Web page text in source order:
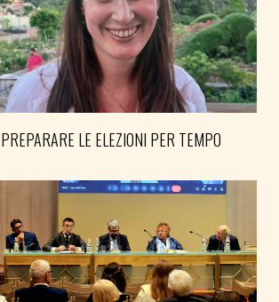
PREPARARE LE ELEZIONI PER TEMPO